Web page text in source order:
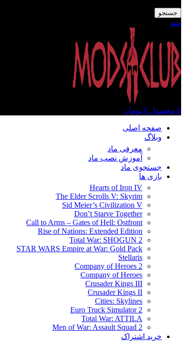
جستجو
منو
0 محصول 0 تومان
صفحه اصلی
وبلاگ
معرفی ماد
آموزش نصب ماد
جستجوی ماد
بازی ها
Hearts of Iron IV
The Elder Scrolls V: Skyrim
Sid Meier’s Civilization V
Don’t Starve Together
Call to Arms – Gates of Hell: Ostfront
Rise of Nations: Extended Edition
Total War: SHOGUN 2
STAR WARS Empire at War: Gold Pack
Stellaris
Company of Heroes 2
Company of Heroes
Crusader Kings III
Crusader Kings II
Cities: Skylines
Euro Truck Simulator 2
Total War: ATTILA
Men of War: Assault Squad 2
خرید اشتراک